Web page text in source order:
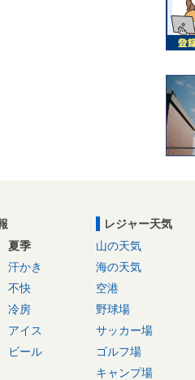
夏季
汗かき
不快
冷房
アイス
ビール
レジャー天気
山の天気
海の天気
空港
野球場
サッカー場
ゴルフ場
キャンプ場